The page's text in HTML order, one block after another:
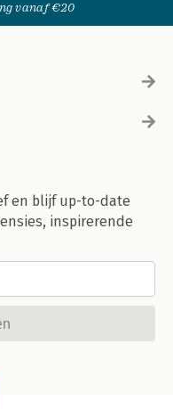
vanaf €20
en blijf up-to-date
inspirerende